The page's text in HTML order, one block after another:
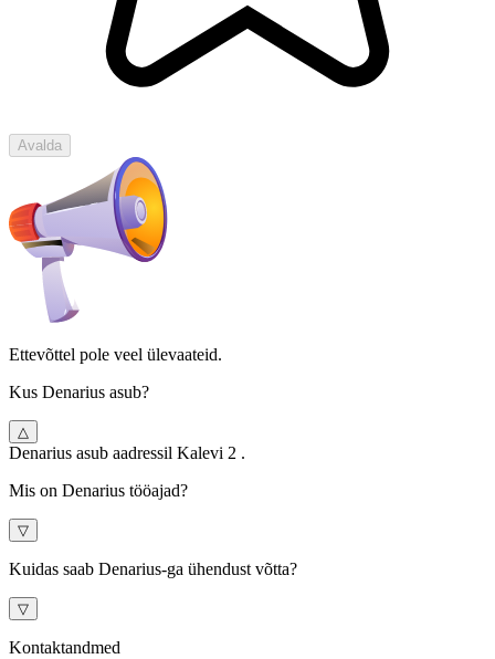
Avalda
Ettevõttel pole veel ülevaateid.
Kus Denarius asub?
△
Denarius asub aadressil Kalevi 2 .
Mis on Denarius tööajad?
▽
Kuidas saab Denarius-ga ühendust võtta?
▽
Kontaktandmed